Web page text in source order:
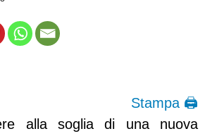
Stampa 🖨
alla soglia di una nuova